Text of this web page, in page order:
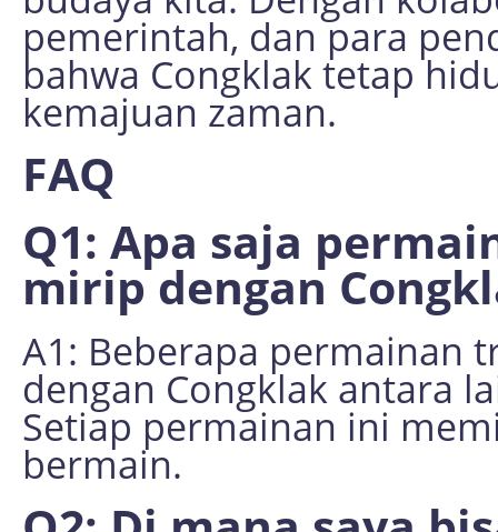
pemerintah, dan para
bahwa Congklak tetap
kemajuan zaman.
FAQ
Q1: Apa saja
mirip dengan
A1: Beberapa permainan
dengan Congklak antara
Setiap permainan ini
bermain.